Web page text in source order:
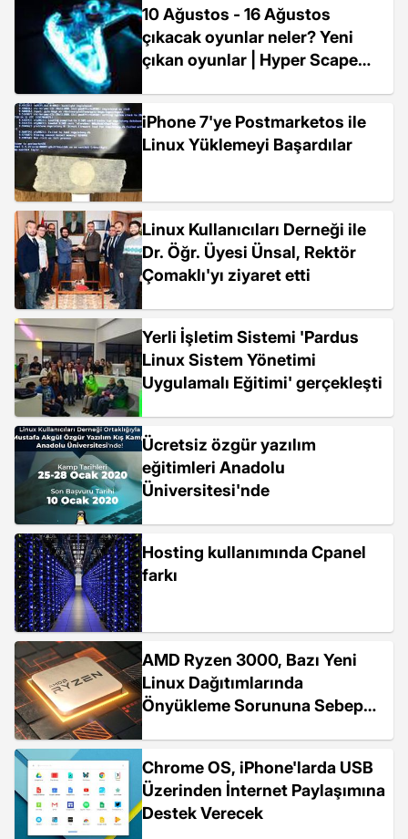
10 Ağustos - 16 Ağustos
çıkacak oyunlar neler? Yeni
çıkan oyunlar | Hyper Scape
iPhone 7'ye Postmarketos ile
Linux Yüklemeyi Başardılar
Linux Kullanıcıları Derneği ile
Dr. Öğr. Üyesi Ünsal, Rektör
Çomaklı'yı ziyaret etti
Yerli İşletim Sistemi 'Pardus
Linux Sistem Yönetimi
Uygulamalı Eğitimi' gerçekleşti
Ücretsiz özgür yazılım
eğitimleri Anadolu
Üniversitesi'nde
Hosting kullanımında Cpanel
farkı
AMD Ryzen 3000, Bazı Yeni
Linux Dağıtımlarında
Önyükleme Sorununa Sebep
Chrome OS, iPhone'larda USB
Üzerinden İnternet Paylaşımına
Destek Verecek